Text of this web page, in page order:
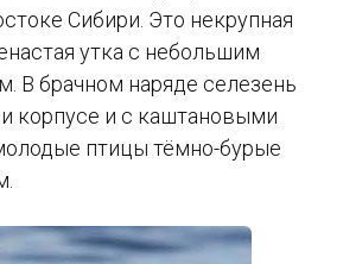
Сибири. Это некрупная
утка с небольшим
В брачном наряде селезень
корпусе и с каштановыми
птицы тёмно-бурые